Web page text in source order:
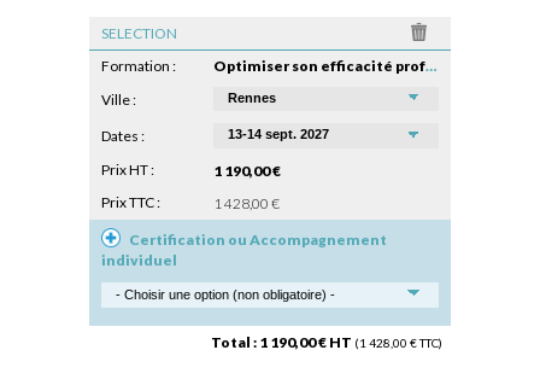
CONSEILS MICRO-COACHING
PODCAST
WEBINAIRES
QUESTIONNAIRE GRATUIT
Total : 1 190,00 € HT (1 428,00 € TTC)
Formation :
Optimiser son efficacité professionnelle
Ville :
Dates :
Prix HT :
1 190,00 €
Prix TTC :
1 428,00 €
SELECTION
Certification ou Accompagnement
individuel